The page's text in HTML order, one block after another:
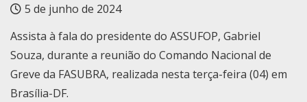
5 de junho de 2024
Assista à fala do presidente do ASSUFOP, Gabriel
Souza, durante a reunião do Comando Nacional de
Greve da FASUBRA, realizada nesta terça-feira (04) em
Brasília-DF.